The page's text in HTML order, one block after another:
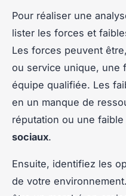
Pour réaliser une
lister les forces et
Les forces peuvent
ou service unique, une
équipe qualifiée. Les
en un manque de
réputation ou une
sociaux.
Ensuite, identifiez les
de votre